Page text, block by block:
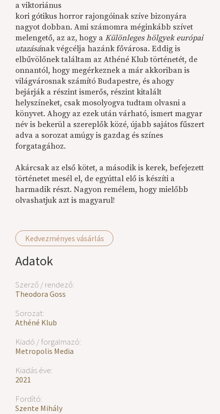
Kedvezményes vásárlás
Adatok
Szerző / rendező:
Theodora Goss
Sorozat:
Athéné Klub
Kiadó / forgalmazó:
Metropolis Media
Kiadás éve:
2021
Fordító:
Szente Mihály
a viktoriánus
kori gótikus horror rajongóinak szíve bizonyára
nagyot dobban. Ami számomra méginkább szívet
melengető, az az, hogy aKülönleges hölgyek európai
utazásának végcélja hazánk fővárosa. Eddig is
elbűvölőnek találtam az Athéné Klub történetét, de
onnantól, hogy megérkeznek a már akkoriban is
világvárosnak számító Budapestre, és ahogy
bejárják a részint ismerős, részint kitalált
helyszíneket, csak mosolyogva tudtam olvasni a
könyvet. Ahogy az ezek után várható, ismert magyar
név is bekerül a szereplők közé, újabb sajátos fűszert
adva a sorozat amúgy is gazdag és színes
forgatagához.
Akárcsak az első kötet, a második is kerek, befejezett
történetet mesél el, de egyúttal elő is készíti a
harmadik részt. Nagyon remélem, hogy mielőbb
olvashatjuk azt is magyarul!